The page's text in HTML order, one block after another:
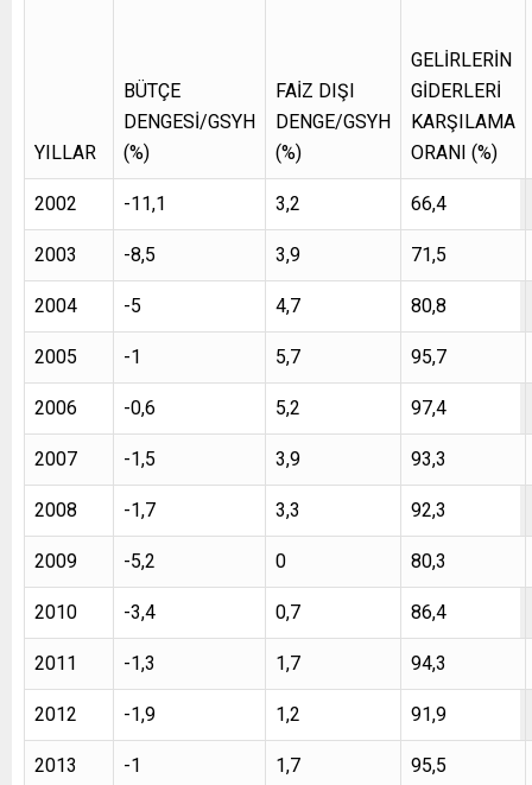
YILLAR
BÜTÇE
DENGESİ/GSYH
(%)
FAİZ DIŞI
DENGE/GSYH
(%)
GELİRLERİN
GİDERLERİ
KARŞILAMA
ORANI (%)
2002 -11,1 3,2 66,4
2003 -8,5 3,9 71,5
2004 -5 4,7 80,8
2005 -1 5,7 95,7
2006 -0,6 5,2 97,4
2007 -1,5 3,9 93,3
2008 -1,7 3,3 92,3
2009 -5,2 0 80,3
2010 -3,4 0,7 86,4
2011 -1,3 1,7 94,3
2012 -1,9 1,2 91,9
2013 -1 1,7 95,5